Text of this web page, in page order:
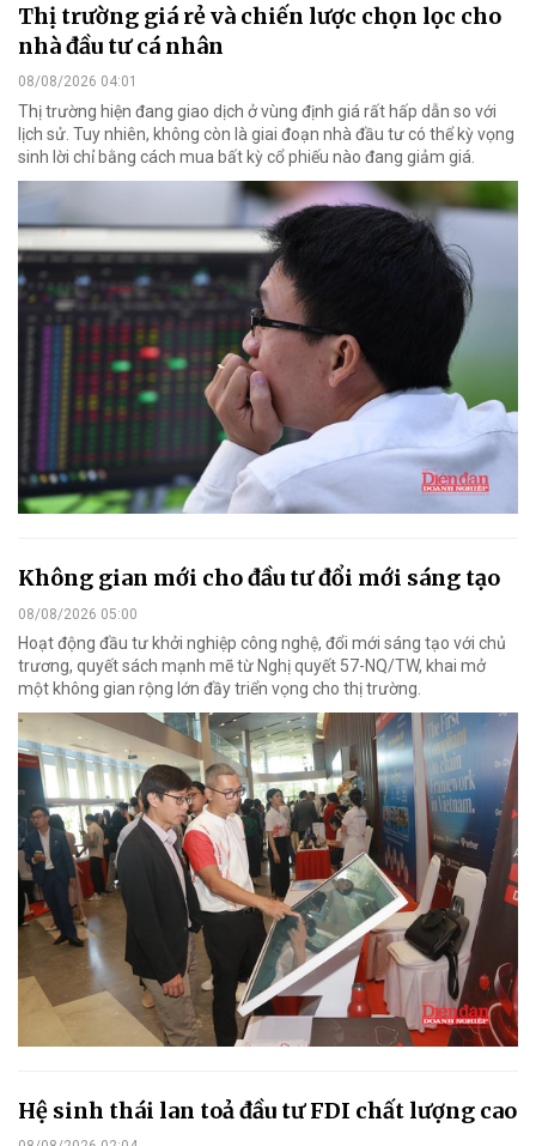
Thị trường giá rẻ và chiến lược chọn lọc cho
nhà đầu tư cá nhân
08/08/2026 04:01
Thị trường hiện đang giao dịch ở vùng định giá rất hấp dẫn so với
lịch sử. Tuy nhiên, không còn là giai đoạn nhà đầu tư có thể kỳ vọng
sinh lời chỉ bằng cách mua bất kỳ cổ phiếu nào đang giảm giá.
Không gian mới cho đầu tư đổi mới sáng tạo
08/08/2026 05:00
Hoạt động đầu tư khởi nghiệp công nghệ, đổi mới sáng tạo với chủ
trương, quyết sách mạnh mẽ từ Nghị quyết 57-NQ/TW, khai mở
một không gian rộng lớn đầy triển vọng cho thị trường.
Hệ sinh thái lan toả đầu tư FDI chất lượng cao